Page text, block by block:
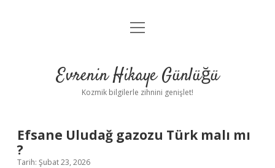
Anasayfa
Yasal Uyarı
menüyü
Evrenin Hikaye Günlüğü
Kozmik bilgilerle zihnini genişlet!
Efsane Uludağ gazozu Türk malı mı
?
Tarih: Şubat 23, 2026